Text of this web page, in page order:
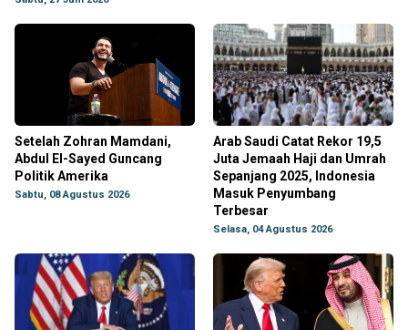
Setelah Zohran Mamdani,
Abdul El-Sayed Guncang
Politik Amerika
Sabtu, 08 Agustus 2026
Arab Saudi Catat Rekor 19,5
Juta Jemaah Haji dan Umrah
Sepanjang 2025, Indonesia
Masuk Penyumbang
Terbesar
Selasa, 04 Agustus 2026